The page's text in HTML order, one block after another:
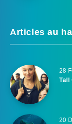
Articles au
28
Tall
20